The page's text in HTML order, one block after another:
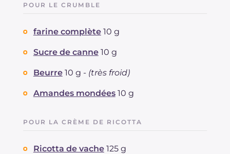
POUR LE CRUMBLE
farine complète 10 g
Sucre de canne 10 g
Beurre 10 g - (très froid)
Amandes mondées 10 g
POUR LA CRÈME DE RICOTTA
Ricotta de vache 125 g